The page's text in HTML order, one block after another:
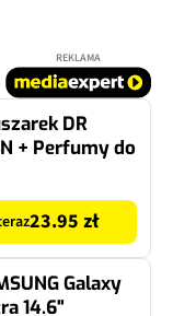
REKLAMA
DR
+ Perfumy do
23.95 zł
Galaxy
14.6"